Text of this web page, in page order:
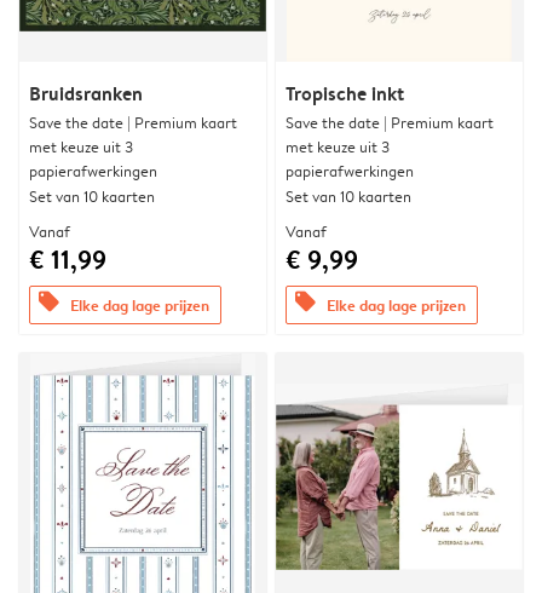
Bruidsranken
Save the date | Premium kaart
met keuze uit 3
papierafwerkingen
Set van 10 kaarten
Vanaf
€ 11,99
offers Elke dag lage prijzen
Tropische inkt
Save the date | Premium kaart
met keuze uit 3
papierafwerkingen
Set van 10 kaarten
Vanaf
€ 9,99
offers Elke dag lage prijzen